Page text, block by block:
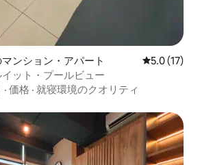
ンション・アパート レビュー17
5.0 (17)
ット・プールビュー
· 価格 · 就寝環境のクオリティ